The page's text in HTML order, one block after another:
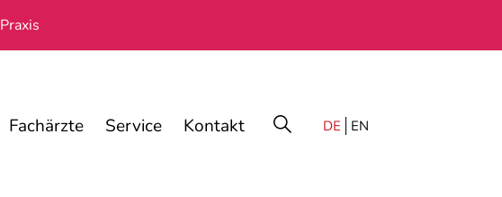
Fachärzte Service Kontakt DE EN